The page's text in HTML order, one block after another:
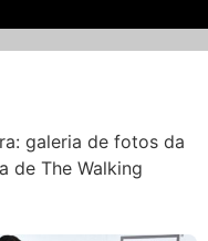
galeria de fotos da
de The Walking